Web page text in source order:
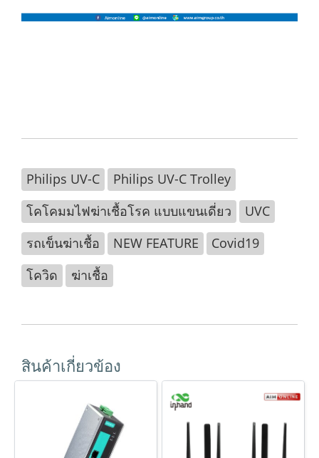
Philips UV-C
Philips UV-C Trolley
โคโคมมไฟฆ่าเชื้อโรค แบบแขนเดี่ยว
UVC
รถเข็นฆ่าเชื้อ
NEW FEATURE
Covid19
โควิด
ฆ่าเชื้อ
สินค้าเกี่ยวข้อง